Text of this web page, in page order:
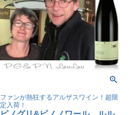
ファンが熱狂するアルザスワイン！超限
定入荷！